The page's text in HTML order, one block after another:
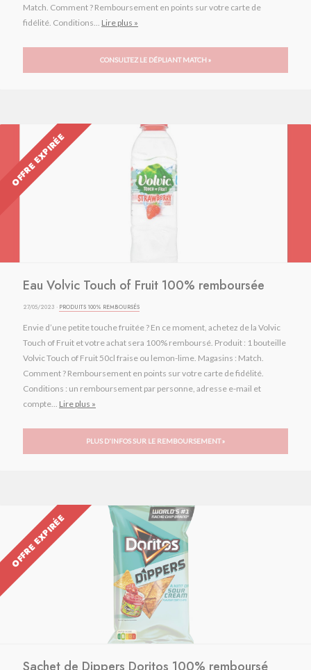
Match. Comment ? Remboursement en points sur votre carte de
fidélité. Conditions... Lire plus »
CONSULTEZ LE DÉPLIANT MATCH »
OFFRE EXPIRÉE
Eau Volvic Touch of Fruit 100% remboursée
27/05/2023 · PRODUITS 100% REMBOURSÉS
Envie d’une petite touche fruitée ? En ce moment, achetez de la Volvic
Touch of Fruit et votre achat sera 100% remboursé. Produit : 1 bouteille
Volvic Touch of Fruit 50cl fraise ou lemon-lime. Magasins : Match.
Comment ? Remboursement en points sur votre carte de fidélité.
Conditions : un remboursement par personne, adresse e-mail et
compte... Lire plus »
PLUS D'INFOS SUR LE REMBOURSEMENT »
OFFRE EXPIRÉE